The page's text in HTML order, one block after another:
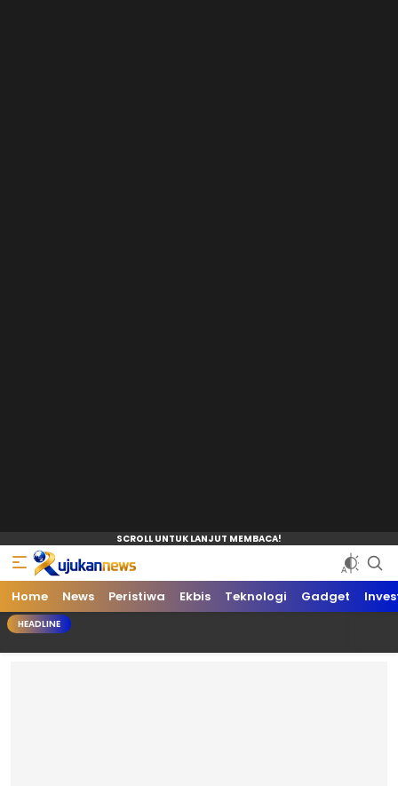
Home News Peristiwa Ekbis Teknologi Gadget
HEADLINE